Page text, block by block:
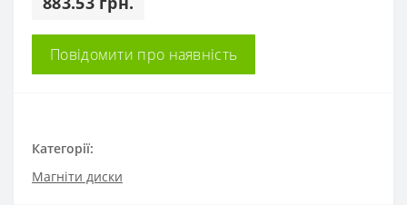
Повідомити про наявність
Категорії:
Магніти диски